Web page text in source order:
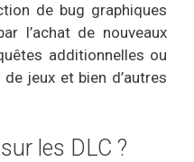
de bug graphiques
l’achat de nouveaux
additionnelles ou
jeux et bien d’autres
les DLC ?